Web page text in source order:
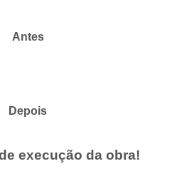
Antes
Depois
execução da obra!